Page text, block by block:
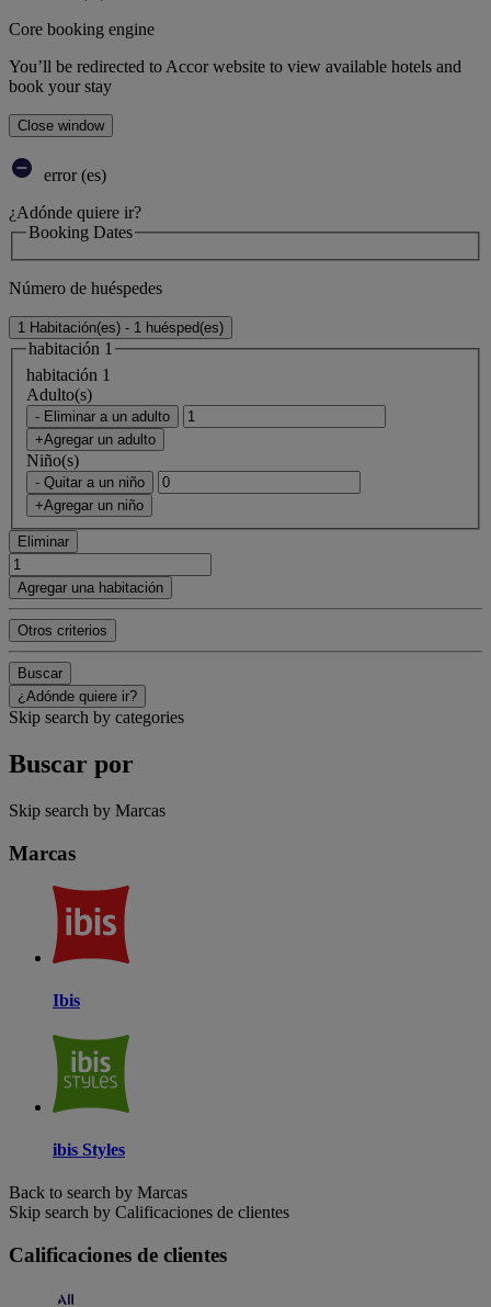
Core booking engine
You’ll be redirected to Accor website to view available hotels and
book your stay
Close window
error (es)
¿Adónde quiere ir?
Booking Dates
Número de huéspedes
1 Habitación(es) - 1 huésped(es)
habitación 1
habitación 1
Adulto(s)
- Eliminar a un adulto
+Agregar un adulto
Niño(s)
- Quitar a un niño
+Agregar un niño
Eliminar
Agregar una habitación
Otros criterios
Buscar
¿Adónde quiere ir?
Skip search by categories
Buscar por
Skip search by Marcas
Marcas
Ibis
ibis Styles
Back to search by Marcas
Skip search by Calificaciones de clientes
Calificaciones de clientes